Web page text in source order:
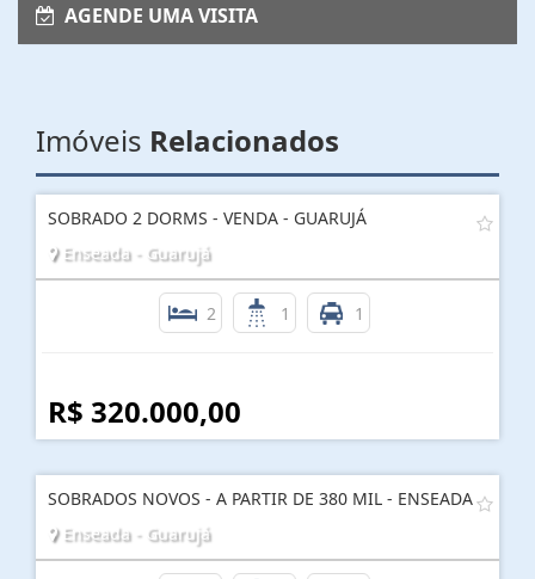
AGENDE UMA VISITA
Imóveis Relacionados
SOBRADO 2 DORMS - VENDA - GUARUJÁ
Enseada - Guarujá
2 1 1
R$ 320.000,00
SOBRADOS NOVOS - A PARTIR DE 380 MIL - ENSEADA
Enseada - Guarujá